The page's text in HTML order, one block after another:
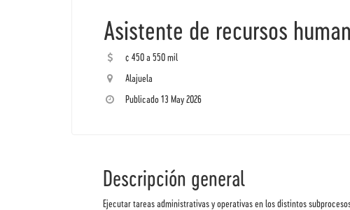
Asistente de recursos
¢ 450 a 550 mil
Alajuela
Publicado 13 May 2026
Descripción general
Ejecutar tareas administrativas y operativas en los distintos